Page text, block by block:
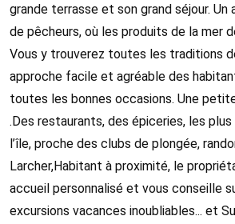
grande terrasse et son grand séjour. Un
de pêcheurs, où les produits de la mer
Vous y trouverez toutes les traditions
approche facile et agréable des
toutes les bonnes occasions. Une
.Des restaurants, des épiceries, les
l’île, proche des clubs de plongée,
Larcher,Habitant à proximité, le
accueil personnalisé et vous conseille
excursions vacances inoubliables... et